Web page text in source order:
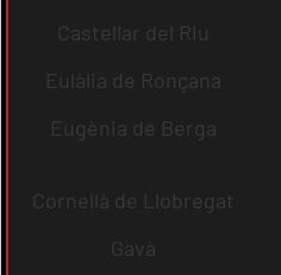
Castellar del Riu
Eulàlia de Ronçana
Eugènia de Berga
Cornellà de Llobregat
Gavà